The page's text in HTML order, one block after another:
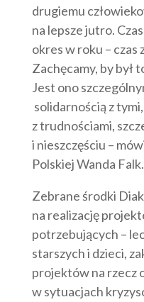
drugiemu
na lepsze jutro.
okres w roku – czas
Zachęcamy, by był
Jest ono
solidarnością z
z trudnościami,
i nieszczęściu –
Polskiej Wanda Falk.
Zebrane środki
na realizację
potrzebujących –
starszych i dzieci,
projektów na rzecz
w sytuacjach